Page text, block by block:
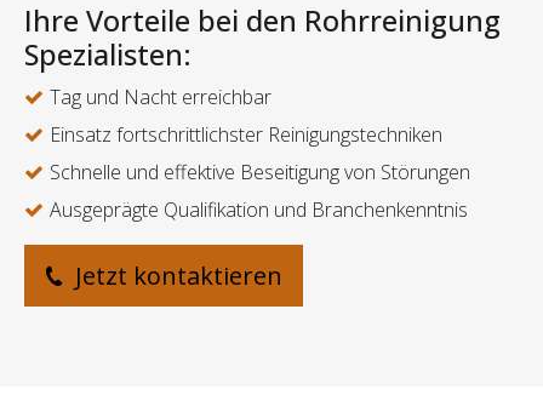
Ihre Vorteile bei den Rohrreinigung
Spezialisten:
Tag und Nacht erreichbar
Einsatz fortschrittlichster Reinigungstechniken
Schnelle und effektive Beseitigung von Störungen
Ausgeprägte Qualifikation und Branchenkenntnis
Jetzt kontaktieren